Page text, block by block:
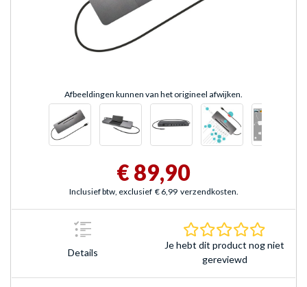
Afbeeldingen kunnen van het origineel afwijken.
€ 89,90
Inclusief btw, exclusief € 6,99 verzendkosten.
Details
Je hebt dit product nog niet
gereviewd